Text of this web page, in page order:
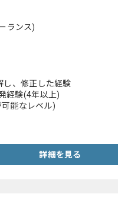
ランス)
し、修正した経験
経験(4年以上)
能なレベル)
詳細を見る